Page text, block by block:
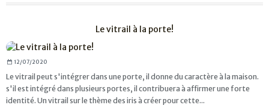
Le vitrail à la porte!
12/07/2020
Le vitrail peut s'intégrer dans une porte, il donne du caractère à la maison.
s'il est intégré dans plusieurs portes, il contribuera à affirmer une forte
identité. Un vitrail sur le thème des iris à créer pour cette...